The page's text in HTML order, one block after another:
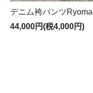
デニム袴パンツRyoma
44,000円(税4,000円)